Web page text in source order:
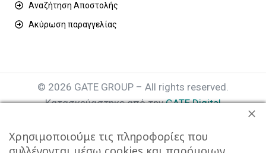
Αναζήτηση Αποστολής
Ακύρωση παραγγελίας
© 2026 GATE GROUP – All rights reserved.
Κατασκεύαστηκε από τηνGATE Digital
Αριθμός Γ.Ε.ΜΗ. : 077935642000
Χρησιμοποιούμε τις πληροφορίες που